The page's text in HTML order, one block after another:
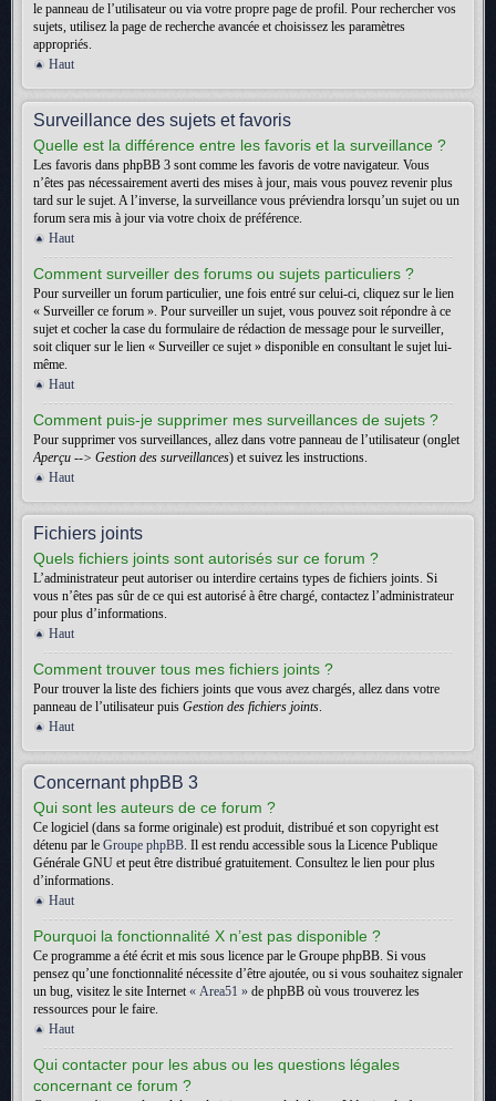
le panneau de l’utilisateur ou via votre propre page de profil. Pour rechercher vos
sujets, utilisez la page de recherche avancée et choisissez les paramètres
appropriés.
Haut
Surveillance des sujets et favoris
Quelle est la différence entre les favoris et la surveillance ?
Les favoris dans phpBB 3 sont comme les favoris de votre navigateur. Vous
n’êtes pas nécessairement averti des mises à jour, mais vous pouvez revenir plus
tard sur le sujet. A l’inverse, la surveillance vous préviendra lorsqu’un sujet ou un
forum sera mis à jour via votre choix de préférence.
Haut
Comment surveiller des forums ou sujets particuliers ?
Pour surveiller un forum particulier, une fois entré sur celui-ci, cliquez sur le lien
« Surveiller ce forum ». Pour surveiller un sujet, vous pouvez soit répondre à ce
sujet et cocher la case du formulaire de rédaction de message pour le surveiller,
soit cliquer sur le lien « Surveiller ce sujet » disponible en consultant le sujet lui-
même.
Haut
Comment puis-je supprimer mes surveillances de sujets ?
Pour supprimer vos surveillances, allez dans votre panneau de l’utilisateur (onglet
Aperçu --> Gestion des surveillances) et suivez les instructions.
Haut
Fichiers joints
Quels fichiers joints sont autorisés sur ce forum ?
L’administrateur peut autoriser ou interdire certains types de fichiers joints. Si
vous n’êtes pas sûr de ce qui est autorisé à être chargé, contactez l’administrateur
pour plus d’informations.
Haut
Comment trouver tous mes fichiers joints ?
Pour trouver la liste des fichiers joints que vous avez chargés, allez dans votre
panneau de l’utilisateur puis Gestion des fichiers joints.
Haut
Concernant phpBB 3
Qui sont les auteurs de ce forum ?
Ce logiciel (dans sa forme originale) est produit, distribué et son copyright est
détenu par le Groupe phpBB. Il est rendu accessible sous la Licence Publique
Générale GNU et peut être distribué gratuitement. Consultez le lien pour plus
d’informations.
Haut
Pourquoi la fonctionnalité X n’est pas disponible ?
Ce programme a été écrit et mis sous licence par le Groupe phpBB. Si vous
pensez qu’une fonctionnalité nécessite d’être ajoutée, ou si vous souhaitez signaler
un bug, visitez le site Internet« Area51 » de phpBB où vous trouverez les
ressources pour le faire.
Haut
Qui contacter pour les abus ou les questions légales
concernant ce forum ?